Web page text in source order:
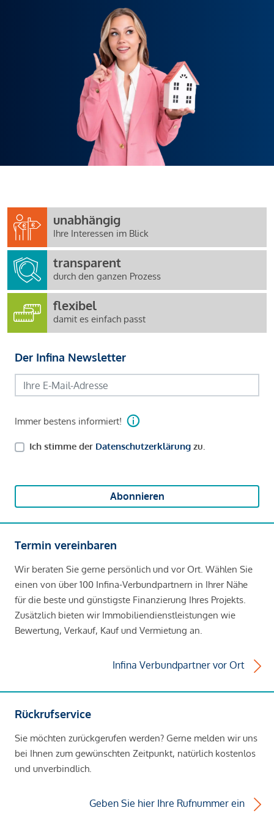
unabhängig
Ihre Interessen im Blick
transparent
durch den ganzen Prozess
flexibel
damit es einfach passt
Der Infina Newsletter
Immer bestens informiert!
Ich stimme der Datenschutzerklärung zu.
Abonnieren
Termin vereinbaren
Wir beraten Sie gerne persönlich und vor Ort. Wählen Sie
einen von über 100 Infina-Verbundpartnern in Ihrer Nähe
für die beste und günstigste Finanzierung Ihres Projekts.
Zusätzlich bieten wir Immobiliendienstleistungen wie
Bewertung, Verkauf, Kauf und Vermietung an.
Infina Verbundpartner vor Ort
Rückrufservice
Sie möchten zurückgerufen werden? Gerne melden wir uns
bei Ihnen zum gewünschten Zeitpunkt, natürlich kostenlos
und unverbindlich.
Geben Sie hier Ihre Rufnummer ein